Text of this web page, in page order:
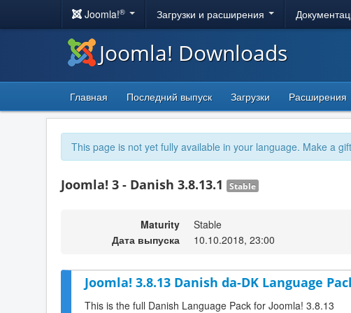
Joomla!® Загрузки и расширения
Joomla! Downloads
Главная Последний выпуск Загрузки Расширения
This page is not yet fully available in your language. Make a
Joomla! 3 - Danish 3.8.13.1 Stable
Maturity
Stable
Дата выпуска
10.10.2018, 23:00
Joomla! 3.8.13 Danish da-DK Language
This is the full Danish Language Pack for Joomla! 3.8.13